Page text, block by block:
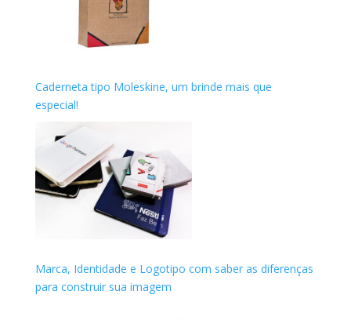
Caderneta tipo Moleskine, um brinde mais que
especial!
Marca, Identidade e Logotipo com saber as diferenças
para construir sua imagem